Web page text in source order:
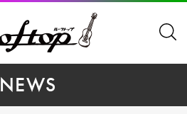
NEWS